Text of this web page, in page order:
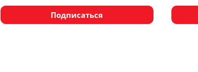
Подписаться